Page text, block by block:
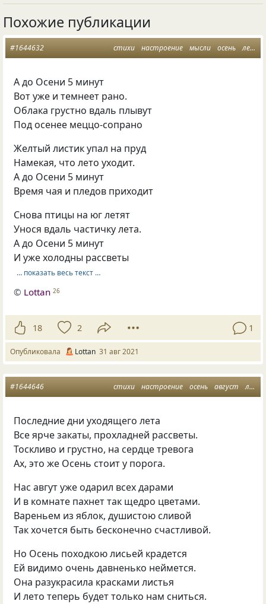
Похожие публикации
стихи настроение мысли осень лето прощай
#1644632
А до Осени 5 минут
Вот уже и темнеет рано.
Облака грустно вдаль плывут
Под осенее меццо-сопрано
Желтый листик упал на пруд
Намекая, что лето уходит.
А до Осени 5 минут
Время чая и пледов приходит
Снова птицы на юг летят
Унося вдаль частичку лета.
А до Осени 5 минут
И уже холодны рассветы
… показать весь текст …
© Lottan 26
18 2 1
Опубликовала Lottan 31 авг 2021
стихи настроение осень август лето прощай
#1644646
Последние дни уходящего лета
Все ярче закаты, прохладней рассветы.
Тоскливо и грустно, на сердце тревога
Ах, это же Осень стоит у порога.
Нас авгут уже одарил всех дарами
И в комнате пахнет так щедро цветами.
Вареньем из яблок, душистою сливой
Так хочется быть бесконечно счастливой.
Но Осень походкою лисьей крадется
Ей видимо очень давненько неймется.
Она разукрасила красками листья
И лето теперь будет только нам сниться.